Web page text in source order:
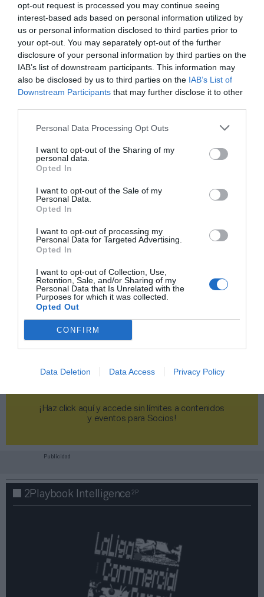
opt-out request is processed you may continue seeing
interest-based ads based on personal information utilized by
us or personal information disclosed to third parties prior to
your opt-out. You may separately opt-out of the further
disclosure of your personal information by third parties on the
IAB’s list of downstream participants. This information may
also be disclosed by us to third parties on the IAB’s List of
Downstream Participants that may further disclose it to other
Personal Data Processing Opt Outs
I want to opt-out of the Sharing of my
personal data.
Opted In
I want to opt-out of the Sale of my
Personal Data.
Opted In
I want to opt-out of processing my
Personal Data for Targeted Advertising.
Opted In
I want to opt-out of Collection, Use,
Retention, Sale, and/or Sharing of my
Personal Data that Is Unrelated with the
Purposes for which it was collected.
Opted Out
CONFIRM
Data Deletion Data Access Privacy Policy
Índex2P
RCD Espanyol
Compartir
Imprimir
2Playbook Club
¡Haz click aquí y accede sin límites a contenidos
y eventos para Socios!​​​​​​​
Publicidad
2Playbook Intelligence2P